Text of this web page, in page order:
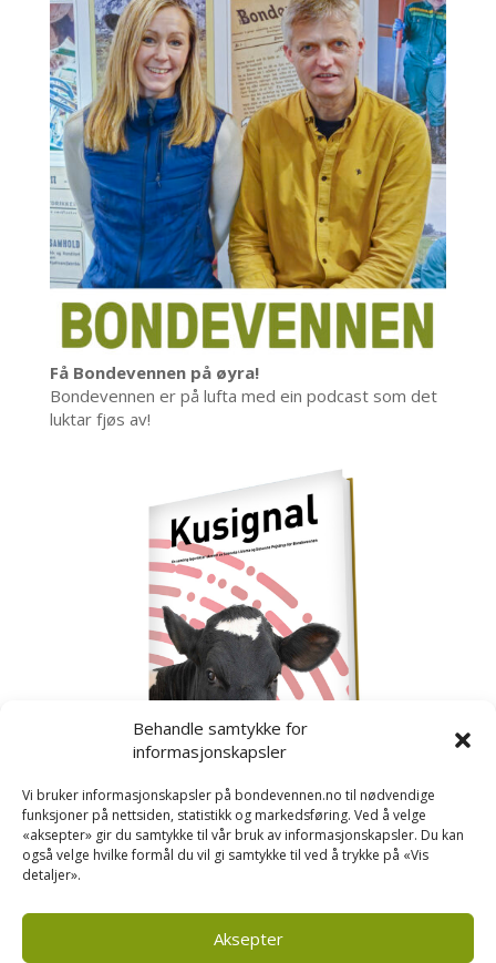
Behandle samtykke for
informasjonskapsler
Vi bruker informasjonskapsler på bondevennen.no til nødvendige
funksjoner på nettsiden, statistikk og markedsføring. Ved å velge
«aksepter» gir du samtykke til vår bruk av informasjonskapsler. Du kan
også velge hvilke formål du vil gi samtykke til ved å trykke på «Vis
detaljer».
Aksepter
Få Bondevennen på øyra!
Bondevennen er på lufta med ein podcast som det
luktar fjøs av!
Kusignal